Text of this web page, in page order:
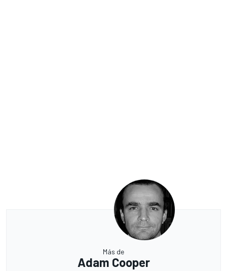
Más de
Adam Cooper